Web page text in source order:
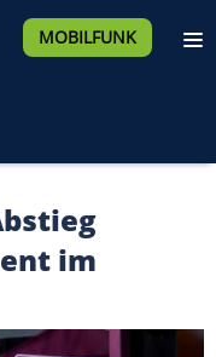
MOBILFUNK
im